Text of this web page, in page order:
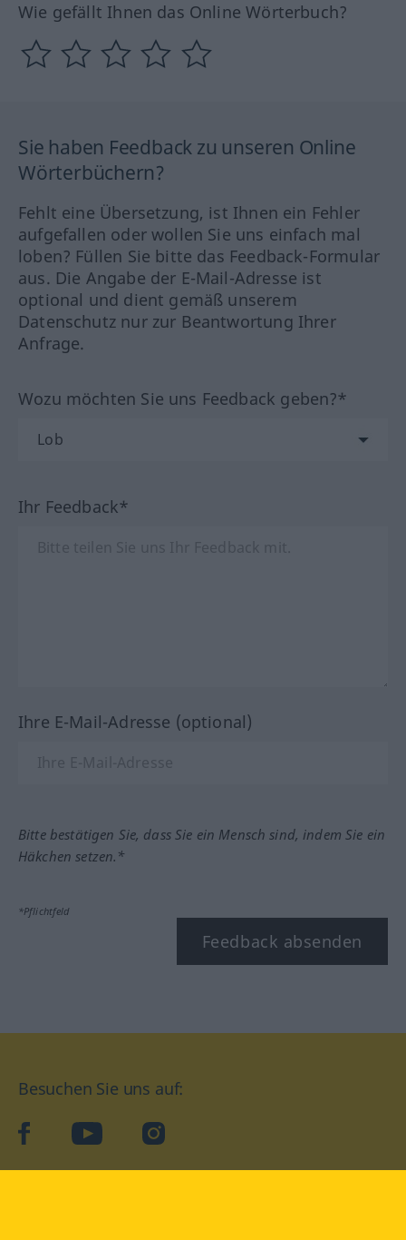
Wie gefällt Ihnen das Online Wörterbuch?
Sie haben Feedback zu unseren Online
Wörterbüchern?
Fehlt eine Übersetzung, ist Ihnen ein Fehler
aufgefallen oder wollen Sie uns einfach mal
loben? Füllen Sie bitte das Feedback-Formular
aus. Die Angabe der E-Mail-Adresse ist
optional und dient gemäß unserem
Datenschutz nur zur Beantwortung Ihrer
Anfrage.
Wozu möchten Sie uns Feedback geben?*
Ihr Feedback*
Ihre E-Mail-Adresse (optional)
Bitte bestätigen Sie, dass Sie ein Mensch sind, indem Sie ein
Häkchen setzen.*
*Pflichtfeld
Feedback absenden
Besuchen Sie uns auf:
facebookYouTube Instagram